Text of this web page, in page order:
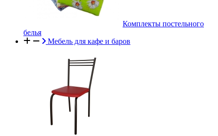
Комплекты постельного
белья
Мебель для кафе и баров